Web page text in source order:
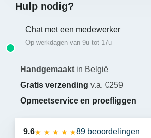
Hulp nodig?
Chatmet een medewerker
Op werkdagen van 9u tot 17u
Handgemaakt in België
Gratis verzending v.a. €259
Opmeetservice en proefliggen
9.6★ ★ ★ ★ ★
★ ★ ★ ★ ★89 beoordelingen